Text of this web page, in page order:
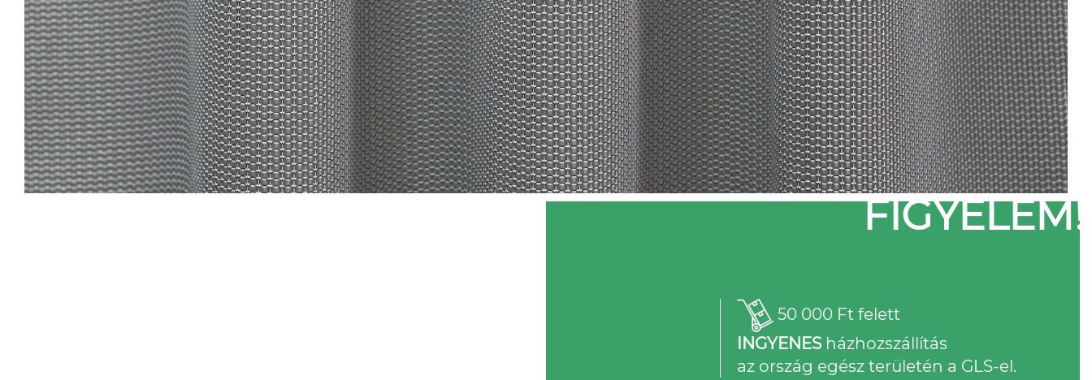
FIGYELEM!
50 000 Ft felett
INGYENESházhozszállítás
az ország egész területén a GLS-el.